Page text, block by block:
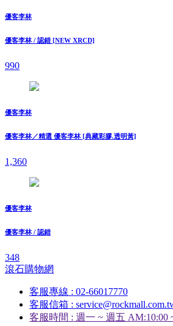
優客李林
優客李林 / 認錯 [NEW XRCD]
990
優客李林
優客李林／精選 優客李林 [典藏彩膠.透明黃]
1,360
優客李林
優客李林 / 認錯
348
滾石購物網
客服專線 : 02-66017770
客服信箱 :
客服時間 : 週一 ~ 週五 AM:10:00